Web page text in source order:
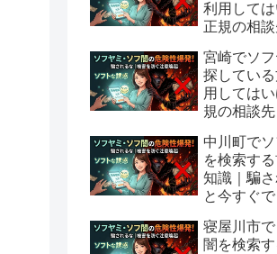
利用して
正規の相
宮崎でソ
探してい
用しては
規の相談先
中川町で
を検索す
知識｜騙
と今すぐ
寝屋川市
闇を検索